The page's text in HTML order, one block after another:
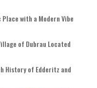
with a Modern Vibe
of Dubrau Located
History of Edderitz and